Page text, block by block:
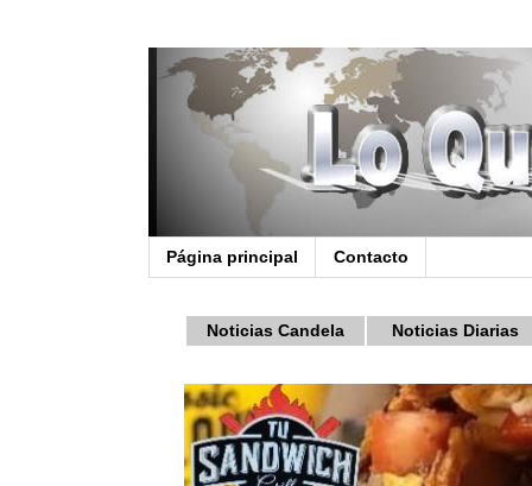
Página principal Contacto
Noticias Candela Noticias Diarias